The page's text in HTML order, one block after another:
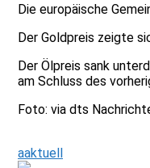
Die europäische
Der Goldpreis zeigte
Der Ölpreis sank
am Schluss des
Foto: via dts
aaktuell